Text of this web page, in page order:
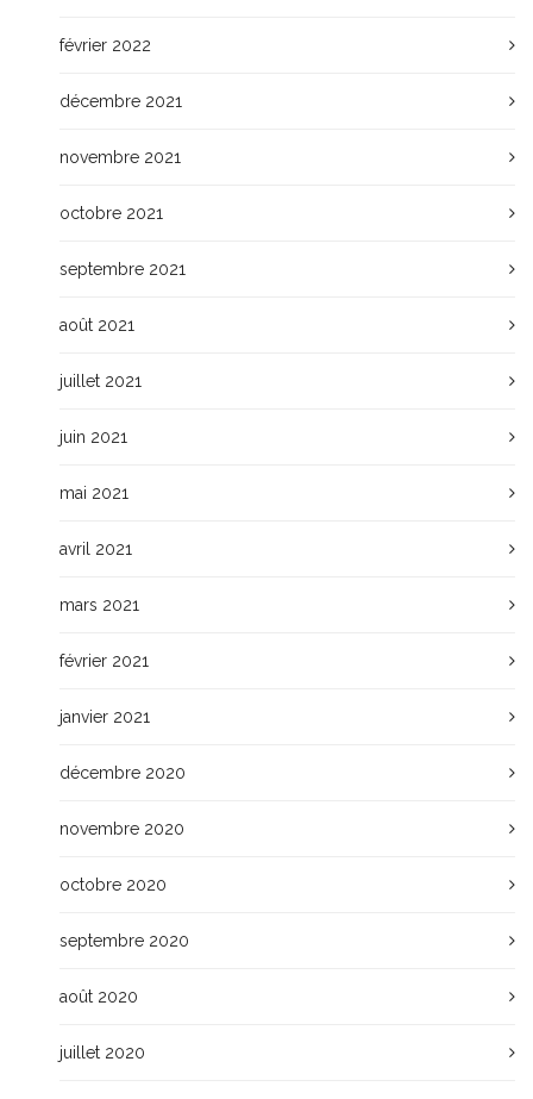
février 2022
décembre 2021
novembre 2021
octobre 2021
septembre 2021
août 2021
juillet 2021
juin 2021
mai 2021
avril 2021
mars 2021
février 2021
janvier 2021
décembre 2020
novembre 2020
octobre 2020
septembre 2020
août 2020
juillet 2020